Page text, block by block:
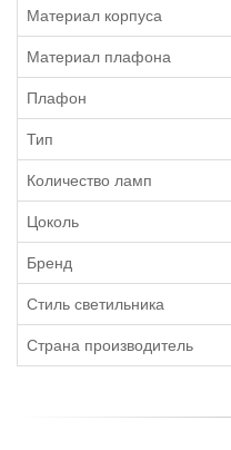
Материал корпуса
Материал плафона
Плафон
Тип
Количество ламп
Цоколь
Бренд
Стиль светильника
Страна производитель